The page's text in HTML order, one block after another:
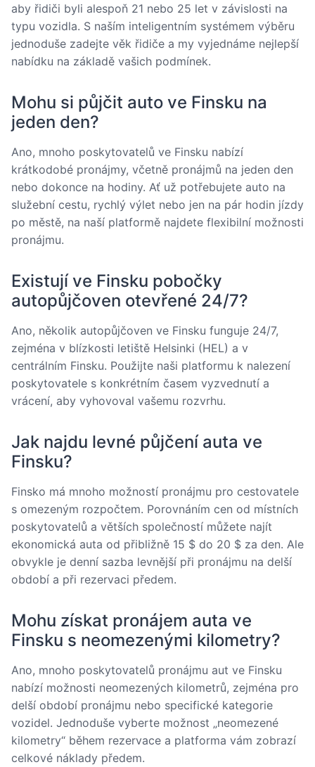
aby řidiči byli alespoň 21 nebo 25 let v závislosti na
typu vozidla. S naším inteligentním systémem výběru
jednoduše zadejte věk řidiče a my vyjednáme nejlepší
nabídku na základě vašich podmínek.
Mohu si půjčit auto ve Finsku na
jeden den?
Ano, mnoho poskytovatelů ve Finsku nabízí
krátkodobé pronájmy, včetně pronájmů na jeden den
nebo dokonce na hodiny. Ať už potřebujete auto na
služební cestu, rychlý výlet nebo jen na pár hodin jízdy
po městě, na naší platformě najdete flexibilní možnosti
pronájmu.
Existují ve Finsku pobočky
autopůjčoven otevřené 24/7?
Ano, několik autopůjčoven ve Finsku funguje 24/7,
zejména v blízkosti letiště Helsinki (HEL) a v
centrálním Finsku. Použijte naši platformu k nalezení
poskytovatele s konkrétním časem vyzvednutí a
vrácení, aby vyhovoval vašemu rozvrhu.
Jak najdu levné půjčení auta ve
Finsku?
Finsko má mnoho možností pronájmu pro cestovatele
s omezeným rozpočtem. Porovnáním cen od místních
poskytovatelů a větších společností můžete najít
ekonomická auta od přibližně 15 $ do 20 $ za den. Ale
obvykle je denní sazba levnější při pronájmu na delší
období a při rezervaci předem.
Mohu získat pronájem auta ve
Finsku s neomezenými kilometry?
Ano, mnoho poskytovatelů pronájmu aut ve Finsku
nabízí možnosti neomezených kilometrů, zejména pro
delší období pronájmu nebo specifické kategorie
vozidel. Jednoduše vyberte možnost „neomezené
kilometry“ během rezervace a platforma vám zobrazí
celkové náklady předem.